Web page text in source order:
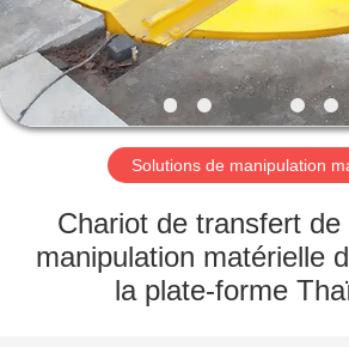
A
PROPOS
DE
NOUS
VISITE
D'USINE
Solutions de manipulation
Chariot de transfert
manipulation matérielle
la plate-forme